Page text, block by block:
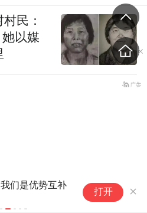
们是优势互补
打开
民：
以媒